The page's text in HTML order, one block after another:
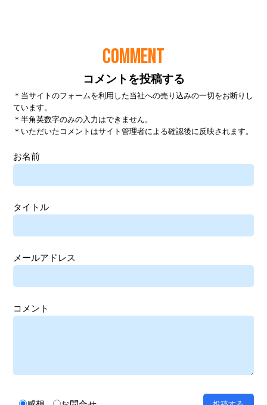
COMMENT
コメントを投稿する
＊当サイトのフォームを利用した当社への売り込みの一切をお断りし
ています。
＊半角英数字のみの入力はできません。
＊いただいたコメントはサイト管理者による確認後に反映されます。
お名前
タイトル
メールアドレス
コメント